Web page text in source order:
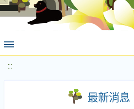
:::
最新消息